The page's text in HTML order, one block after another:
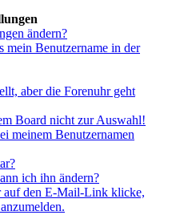
ändern?
mein Benutzername in der
aber die Forenuhr geht
Board nicht zur Auswahl!
meinem Benutzernamen
ich ihn ändern?
auf den E-Mail-Link klicke,